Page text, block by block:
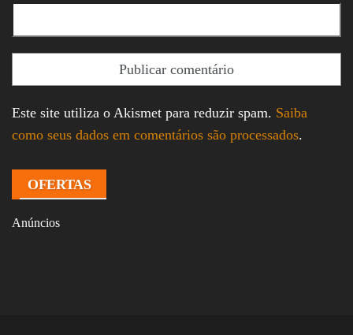
Este site utiliza o Akismet para reduzir spam. Saiba
como seus dados em comentários são processados.
OFERTAS
Anúncios